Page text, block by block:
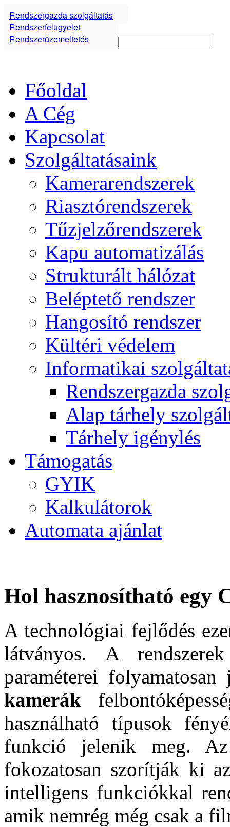
Rendszergazda szolgáltatás
Rendszerfelügyelet
Rendszerüzemeltetés
Főoldal
A Cég
Kapcsolat
Szolgáltatásaink
Kamerarendszerek
Riasztórendszerek
Tűzjelzőrendszerek
Kapu automatizálás
Strukturált hálózat
Beléptető rendszer
Hangosító rendszer
Kültéri védelem
Informatikai
Rendszergazda
Alap tárhely
Tárhely igénylés
Támogatás
GYIK
Kalkulátorok
Automata ajánlat
Hol hasznosítható egy
A technológiai fejlődés
látványos. A
paraméterei
kamerák
használható típusok
funkció jelenik meg.
fokozatosan szorítják ki
intelligens funkciókkal
amik nemrég még csak a